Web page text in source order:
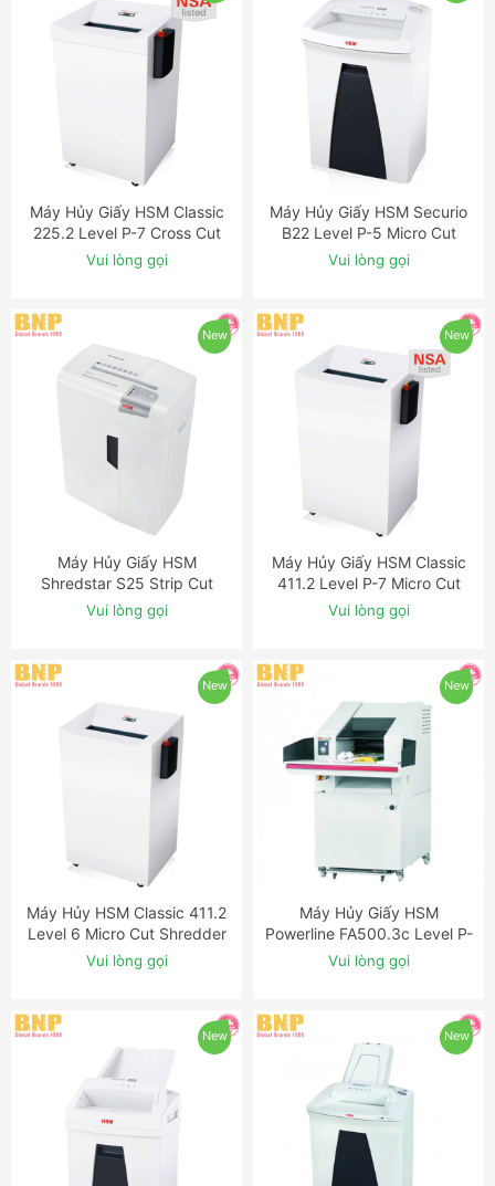
ĐẶT NGAY
Máy Hủy Giấy HSM Classic
225.2 Level P-7 Cross Cut
Shredder with Automatic
Oiler
Vui lòng gọi
ĐẶT NGAY
Máy Hủy Giấy HSM Securio
B22 Level P-5 Micro Cut
Shredder
Vui lòng gọi
New
ĐẶT NGAY
Máy Hủy Giấy HSM
Shredstar S25 Strip Cut
Shredder
Vui lòng gọi
New
ĐẶT NGAY
Máy Hủy Giấy HSM Classic
411.2 Level P-7 Micro Cut
Shredder with Auto-Oiler
Vui lòng gọi
New
ĐẶT NGAY
Máy Hủy HSM Classic 411.2
Level 6 Micro Cut Shredder
with OMDD Slot
Vui lòng gọi
New
ĐẶT NGAY
Máy Hủy Giấy HSM
Powerline FA500.3c Level P-
5 Cross Cut Industrial
Shredder
Vui lòng gọi
New New